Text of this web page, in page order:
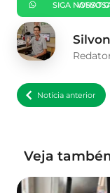
SIGA NOSSO GRUPO NO
Notícia anterior
Veja